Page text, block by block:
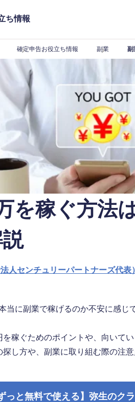
ち情報
確定申告お役立ち情報 副業 副
を稼ぐ方法
人センチュリーパートナーズ代表）
当に副業で稼げるのか不安に感じ
稼ぐためのポイントや、向いて
し方や、副業に取り組む際の注
ずっと無料で使える】弥生のク